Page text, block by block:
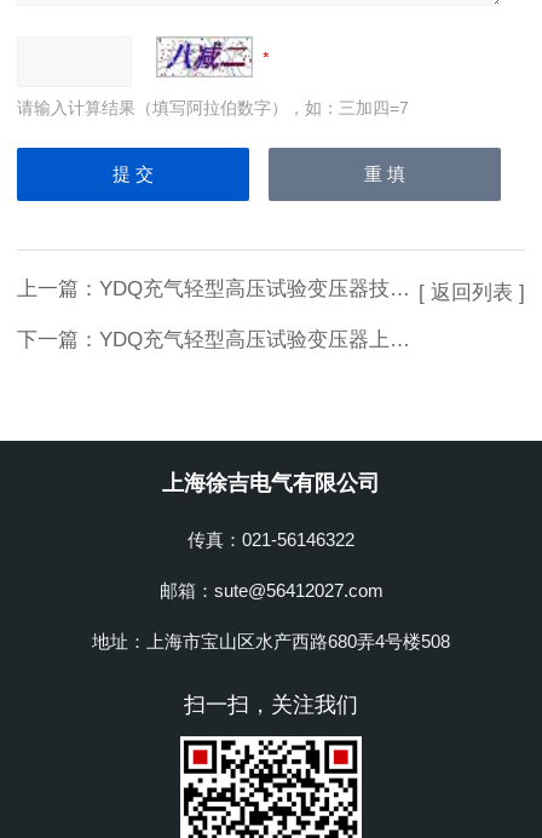
请输入计算结果（填写阿拉伯数字），如：三加四=7
上一篇： YDQ充气轻型高压试验变压器技术参数
下一篇： YDQ充气轻型高压试验变压器上海徐吉制造
[ 返回列表 ]
上海徐吉电气有限公司
传真：021-56146322
邮箱：sute@56412027.com
地址：上海市宝山区水产西路680弄4号楼508
扫一扫，关注我们